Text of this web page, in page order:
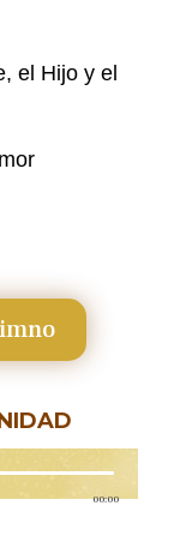
el Hijo y el
00:00